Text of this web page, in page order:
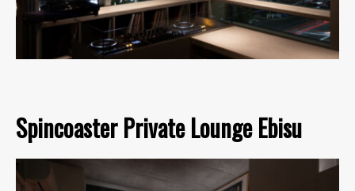
Spincoaster Private Lounge Ebisu